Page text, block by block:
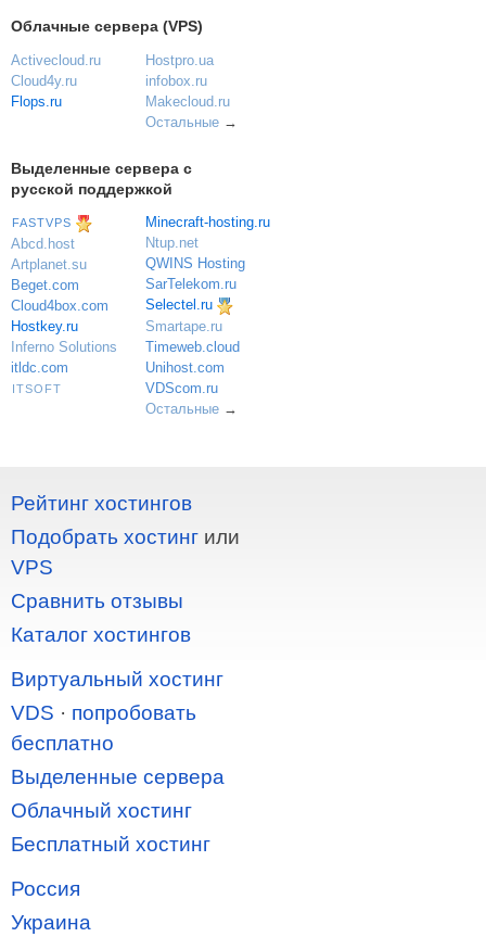
Облачные сервера (VPS)
Activecloud.ru
Cloud4y.ru
Flops.ru
Hostpro.ua
infobox.ru
Makecloud.ru
Остальные→
Выделенные сервера с
русской поддержкой
FASTVPS
Abcd.host
Artplanet.su
Beget.com
Cloud4box.com
Hostkey.ru
Inferno Solutions
itldc.com
ITSOFT
Minecraft-hosting.ru
Ntup.net
QWINS Hosting
SarTelekom.ru
Selectel.ru
Smartape.ru
Timeweb.cloud
Unihost.com
VDScom.ru
Остальные→
Рейтинг хостингов
Подобрать хостинг или
VPS
Сравнить отзывы
Каталог хостингов
Виртуальный хостинг
VDS · попробовать
бесплатно
Выделенные сервера
Облачный хостинг
Бесплатный хостинг
Россия
Украина